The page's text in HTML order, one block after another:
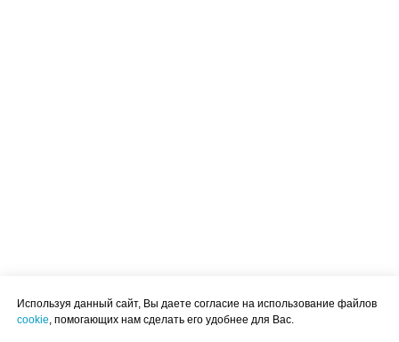
Используя данный сайт, Вы даете согласие на использование файлов
cookie, помогающих нам сделать его удобнее для Вас.